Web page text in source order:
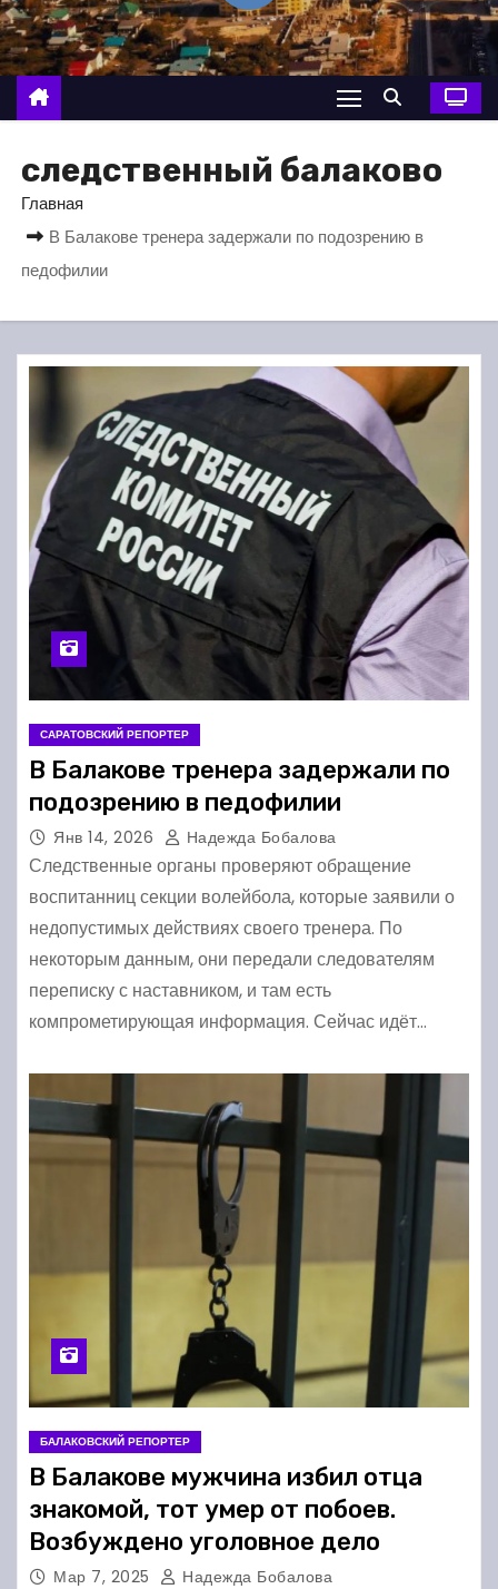
о
м
у
следственный балаково
Главная
В Балакове тренера задержали по подозрению в
педофилии
САРАТОВСКИЙ РЕПОРТЕР
В Балакове тренера задержали по
подозрению в педофилии
Янв 14, 2026 Надежда Бобалова
Следственные органы проверяют обращение
воспитанниц секции волейбола, которые заявили о
недопустимых действиях своего тренера. По
некоторым данным, они передали следователям
переписку с наставником, и там есть
компрометирующая информация. Сейчас идёт…
БАЛАКОВСКИЙ РЕПОРТЕР
В Балакове мужчина избил отца
знакомой, тот умер от побоев.
Возбуждено уголовное дело
Мар 7, 2025 Надежда Бобалова